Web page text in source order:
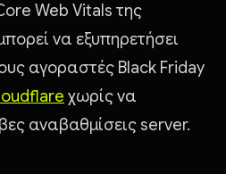
Web Vitals της
να εξυπηρετήσει
αγοραστές Black Friday
χωρίς να
αναβαθμίσεις server.